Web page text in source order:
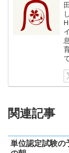
関連記事
単位認定試験の